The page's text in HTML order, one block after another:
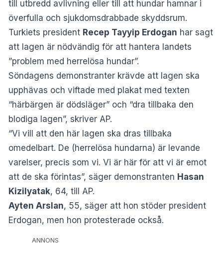
till utbredd avlivning eller till att hundar hamnar i
överfulla och sjukdomsdrabbade skyddsrum.
Turkiets president Recep Tayyip Erdogan har sagt
att lagen är nödvändig för att hantera landets
”problem med herrelösa hundar”.
Söndagens demonstranter krävde att lagen ska
upphävas och viftade med plakat med texten
“härbärgen är dödsläger” och “dra tillbaka den
blodiga lagen”, skriver AP.
“Vi vill att den här lagen ska dras tillbaka
omedelbart. De (herrelösa hundarna) är levande
varelser, precis som vi. Vi är här för att vi är emot
att de ska förintas”, säger demonstranten Hasan
Kizilyatak, 64, till AP.
Ayten Arslan, 55, säger att hon stöder president
Erdogan, men hon protesterade också.
ANNONS